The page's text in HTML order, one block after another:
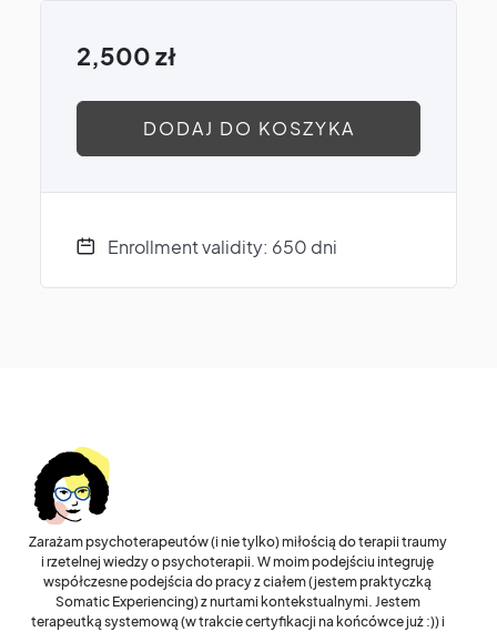
2,500zł
DODAJ DO KOSZYKA
Enrollment validity: 650 dni
Zarażam psychoterapeutów (i nie tylko) miłością do terapii traumy
i rzetelnej wiedzy o psychoterapii. W moim podejściu integruję
współczesne podejścia do pracy z ciałem (jestem praktyczką
Somatic Experiencing) z nurtami kontekstualnymi. Jestem
terapeutką systemową (w trakcie certyfikacji na końcówce już :)) i